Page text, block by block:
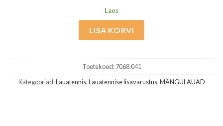
Laos
LISA KORVI
Tootekood:7068.041
Kategooriad:Lauatennis,Lauatennise lisavarustus,MÄNGULAUAD